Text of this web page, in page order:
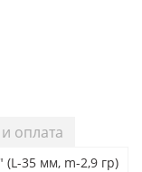
оплата
(L-35 мм, m-2,9 гр)